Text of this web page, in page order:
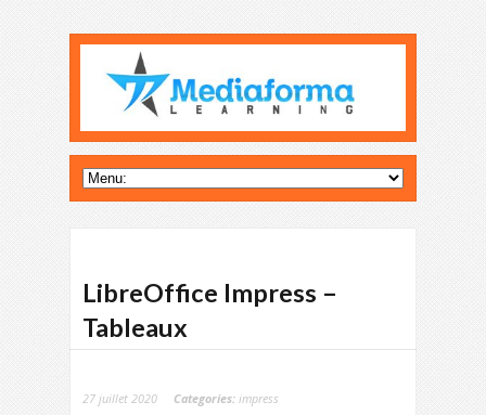
LibreOffice Impress –
Tableaux
27 juillet 2020 Categories: impress